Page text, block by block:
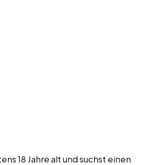
18 Jahre alt und suchst einen